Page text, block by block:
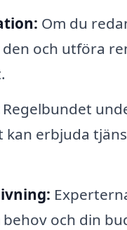
Om du
och utföra
Regelbundet
kan erbjuda
och din